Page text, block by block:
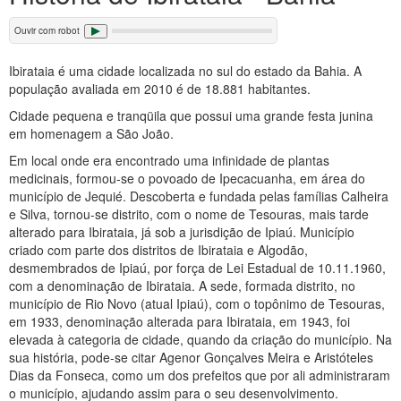
Ouvir com robot
Ibirataia é uma cidade localizada no sul do estado da Bahia. A
população avaliada em 2010 é de 18.881 habitantes.
Cidade pequena e tranqüila que possui uma grande festa junina
em homenagem a São João.
Em local onde era encontrado uma infinidade de plantas
medicinais, formou-se o povoado de Ipecacuanha, em área do
município de Jequié. Descoberta e fundada pelas famílias Calheira
e Silva, tornou-se distrito, com o nome de Tesouras, mais tarde
alterado para Ibirataia, já sob a jurisdição de Ipiaú. Município
criado com parte dos distritos de Ibirataia e Algodão,
desmembrados de Ipiaú, por força de Lei Estadual de 10.11.1960,
com a denominação de Ibirataia. A sede, formada distrito, no
município de Rio Novo (atual Ipiaú), com o topônimo de Tesouras,
em 1933, denominação alterada para Ibirataia, em 1943, foi
elevada à categoria de cidade, quando da criação do município. Na
sua história, pode-se citar Agenor Gonçalves Meira e Aristóteles
Dias da Fonseca, como um dos prefeitos que por ali administraram
o município, ajudando assim para o seu desenvolvimento.